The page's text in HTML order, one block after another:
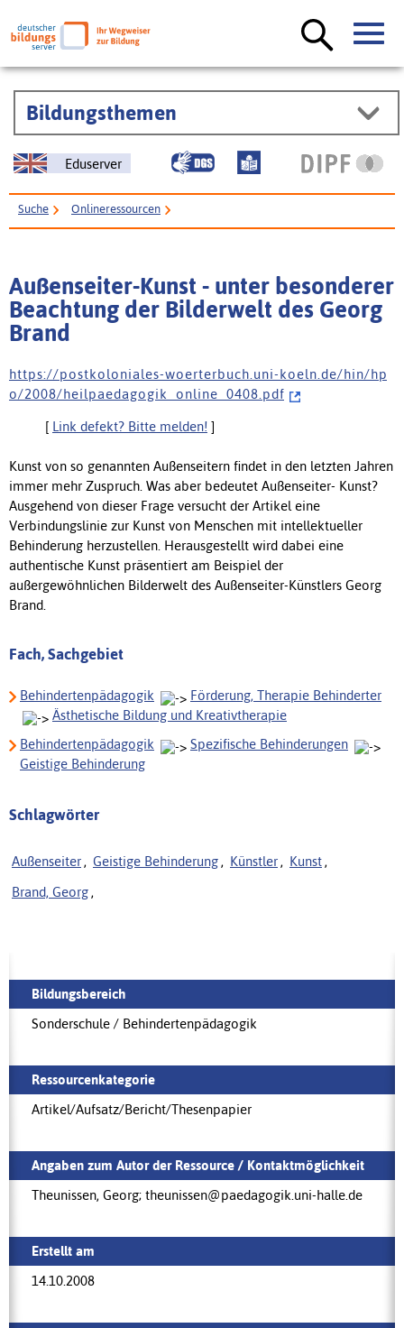
Bildungsthemen
Eduserver
Suche Onlineressourcen
Außenseiter-Kunst - unter besonderer
Beachtung der Bilderwelt des Georg
Brand
h t t p s : / / p o s t k o l o n i a l e s - w o e r t e r b u c h . u n i - k o e l n . d e / h i n / h p
o / 2 0 0 8 / h e i l p a e d a g o g i k _ o n l i n e _ 0 4 0 8 . p d f
[ Link defekt? Bitte melden! ]
Kunst von so genannten Außenseitern findet in den letzten Jahren
immer mehr Zuspruch. Was aber bedeutet Außenseiter- Kunst?
Ausgehend von dieser Frage versucht der Artikel eine
Verbindungslinie zur Kunst von Menschen mit intellektueller
Behinderung herzustellen. Herausgestellt wird dabei eine
authentische Kunst präsentiert am Beispiel der
außergewöhnlichen Bilderwelt des Außenseiter-Künstlers Georg
Brand.
Fach, Sachgebiet
Behindertenpädagogik
Förderung, Therapie Behinderter
Ästhetische Bildung und Kreativtherapie
Behindertenpädagogik
Spezifische Behinderungen
Geistige Behinderung
Schlagwörter
Außenseiter , Geistige Behinderung , Künstler , Kunst ,
Brand, Georg ,
Bildungsbereich
Sonderschule / Behindertenpädagogik
Ressourcenkategorie
Artikel/Aufsatz/Bericht/Thesenpapier
Angaben zum Autor der Ressource / Kontaktmöglichkeit
Theunissen, Georg; theunissen@paedagogik.uni-halle.de
Erstellt am
14.10.2008